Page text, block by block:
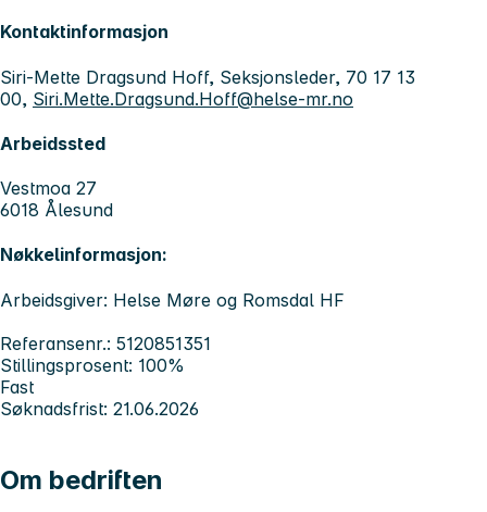
Kontaktinformasjon
Siri-Mette Dragsund Hoff, Seksjonsleder, 70 17 13
00, Siri.Mette.Dragsund.Hoff@helse-mr.no
Arbeidssted
Vestmoa 27
6018 Ålesund
Nøkkelinformasjon:
Arbeidsgiver: Helse Møre og Romsdal HF
Referansenr.: 5120851351
Stillingsprosent: 100%
Fast
Søknadsfrist: 21.06.2026
Om bedriften